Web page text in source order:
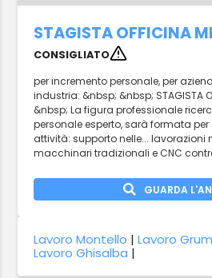
STAGISTA OFFICINA
CONSIGLIATO
per incremento personale, per
industria: &nbsp; &nbsp; STAGISTA
&nbsp; La figura professionale
personale esperto, sarà formata per
attività: supporto nelle... lavorazioni
macchinari tradizionali e CNC
GUARDA
Lavoro Montello |Lavoro
Lavoro Ghisalba |